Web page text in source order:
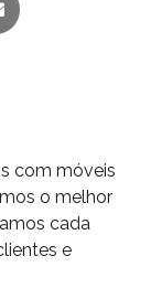
com móveis
o melhor
cada
e